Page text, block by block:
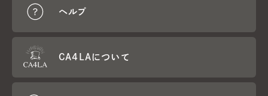
ヘルプ
CA4LAについて